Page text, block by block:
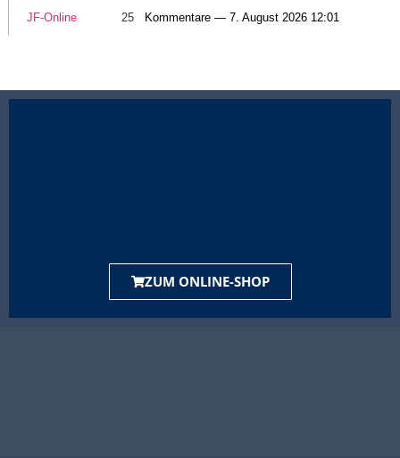
JF-Online 25 Kommentare — 7. August 2026 12:01
ZUM ONLINE-SHOP